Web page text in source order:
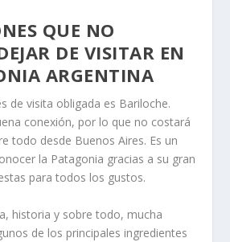
QUE NO
DE VISITAR EN
ARGENTINA
de visita obligada es Bariloche.
conexión, por lo que no costará
todo desde Buenos Aires. Es un
la Patagonia gracias a su gran
para todos los gustos.
historia y sobre todo, mucha
de los principales ingredientes